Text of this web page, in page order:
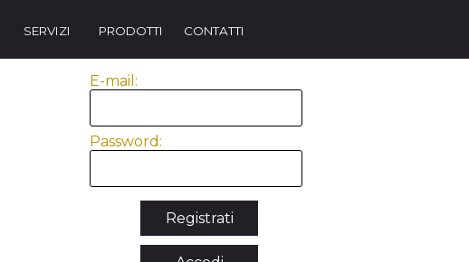
Salta menù
SERVIZI PRODOTTI ▼
CONTATTI
E-mail:
Password: